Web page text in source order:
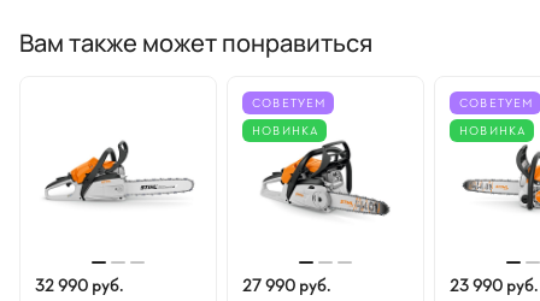
Вам также может понравиться
32 990 руб.
СОВЕТУЕМ
НОВИНКА
27 990 руб.
СОВЕТУЕМ
НОВИНКА
23 990 руб.